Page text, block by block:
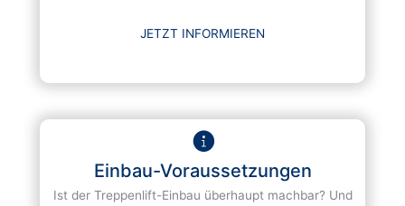
JETZT INFORMIEREN
Einbau-Voraussetzungen
Ist der Treppenlift-Einbau überhaupt machbar? Und